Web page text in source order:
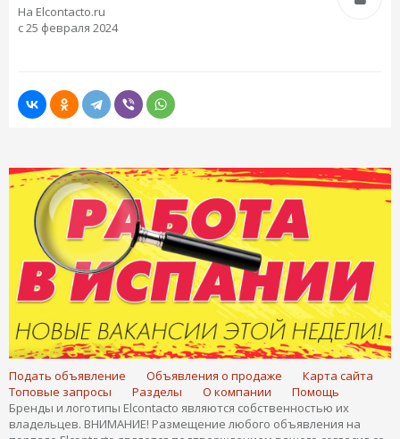
На Elcontacto.ru
с 25 февраля 2024
Подать объявление Объявления о продаже
Карта сайта
Топовые запросы
Разделы О компании
Помощь
Бренды и логотипы Elcontacto являются собственностью их
владельцев. ВНИМАНИЕ! Размещение любого объявления на